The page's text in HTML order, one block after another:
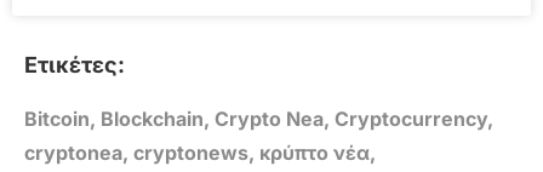
Ετικέτες:
Bitcoin, Blockchain, Crypto Nea, Cryptocurrency,
cryptonea, cryptonews, κρύπτο νέα,